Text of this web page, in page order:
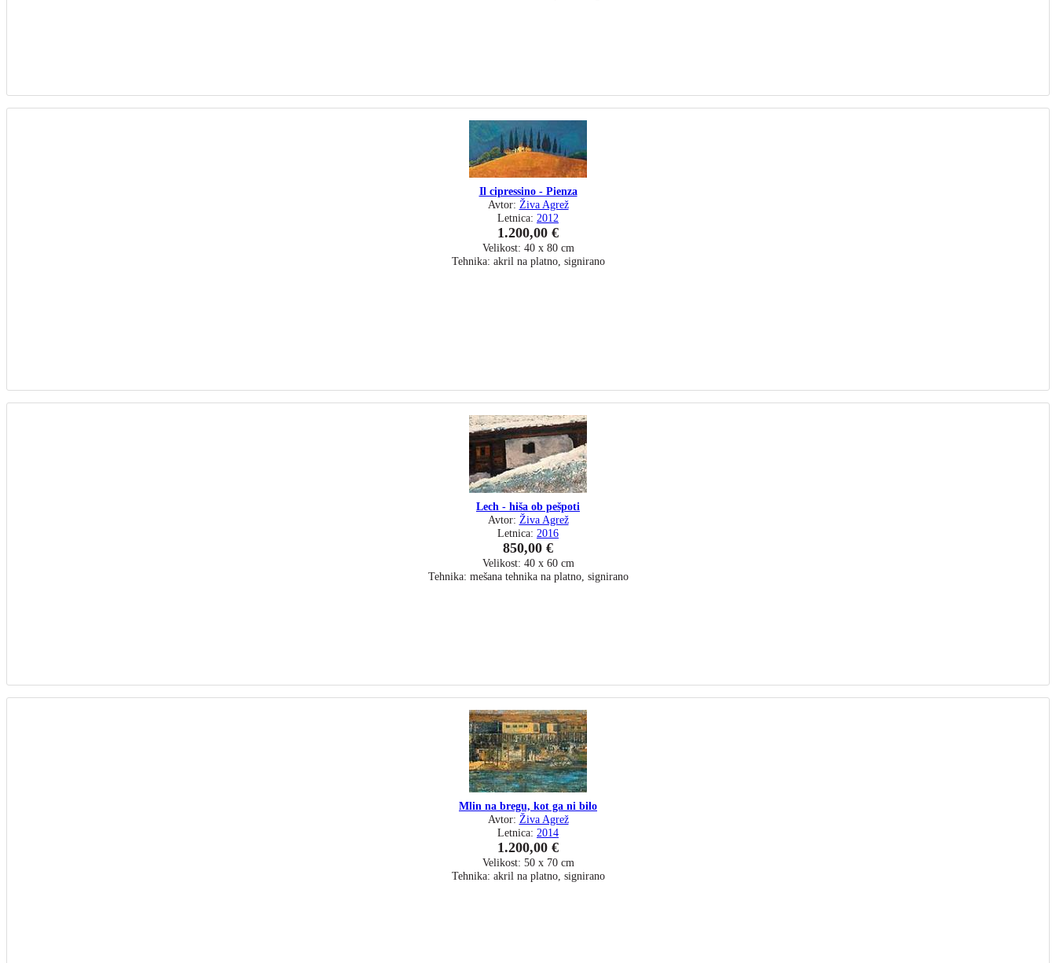
Il cipressino - Pienza
Avtor: Živa Agrež
Letnica: 2012
1.200,00 €
Velikost: 40 x 80 cm
Tehnika: akril na platno, signirano
Lech - hiša ob pešpoti
Avtor: Živa Agrež
Letnica: 2016
850,00 €
Velikost: 40 x 60 cm
Tehnika: mešana tehnika na platno, signirano
Mlin na bregu, kot ga ni bilo
Avtor: Živa Agrež
Letnica: 2014
1.200,00 €
Velikost: 50 x 70 cm
Tehnika: akril na platno, signirano